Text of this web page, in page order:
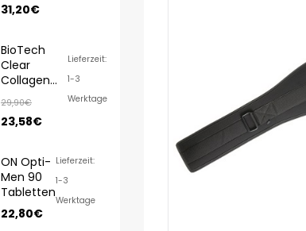
31,20€
BioTech
Clear
Collagen
350g
29,90€
23,58€
Lieferzeit:
1-3
Werktage
ON Opti-
Men 90
Tabletten
22,80€
Lieferzeit:
1-3
Werktage